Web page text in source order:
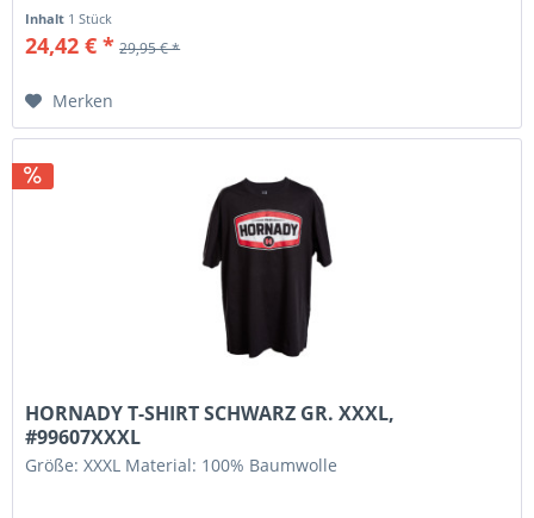
Inhalt 1 Stück
24,42 € * 29,95 € *
Merken
HORNADY T-SHIRT SCHWARZ GR. XXXL,
#99607XXXL
Größe: XXXL Material: 100% Baumwolle